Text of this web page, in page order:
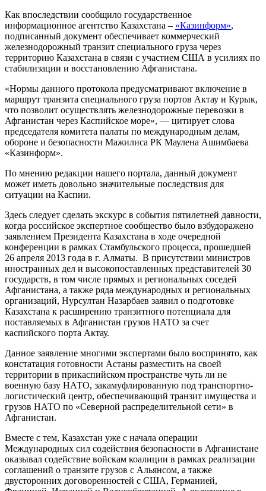
Как впоследствии сообщило государственное
информационное агентство Казахстана – «Казинформ»,
подписанный документ обеспечивает коммерческий
железнодорожный транзит специального груза через
территорию Казахстана в связи с участием США в усилиях по
стабилизации и восстановлению Афганистана.
«Нормы данного протокола предусматривают включение в
маршрут транзита специального груза портов Актау и Курык,
что позволит осуществлять железнодорожные перевозки в
Афганистан через Каспийское море», — цитирует слова
председателя комитета палаты по международным делам,
обороне и безопасности Мажилиса РК Маулена Ашимбаева
«Казинформ».
По мнению редакции нашего портала, данный документ
может иметь довольно значительные последствия для
ситуации на Каспии.
Здесь следует сделать экскурс в события пятилетней давности,
когда российское экспертное сообщество было взбудоражено
заявлением Президента Казахстана в ходе очередной
конференции в рамках Стамбульского процесса, прошедшей
26 апреля 2013 года в г. Алматы. В присутствии министров
иностранных дел и высокопоставленных представителей 30
государств, в том числе прямых и региональных соседей
Афганистана, а также ряда международных и региональных
организаций, Нурсултан Назарбаев заявил о подготовке
Казахстана к расширению транзитного потенциала для
поставляемых в Афганистан грузов НАТО за счет
каспийского порта Актау.
Данное заявление многими экспертами было воспринято, как
констатация готовности Астаны разместить на своей
территории в прикаспийском пространстве чуть ли не
военную базу НАТО, закамуфлированную под транспортно-
логистический центр, обеспечивающий транзит имущества и
грузов НАТО по «Северной распределительной сети» в
Афганистан.
Вместе с тем, Казахстан уже с начала операции
Международных сил содействия безопасности в Афганистане
оказывал содействие войскам коалиции в рамках реализации
соглашений о транзите грузов с Альянсом, а также
двусторонних договоренностей с США, Германией,